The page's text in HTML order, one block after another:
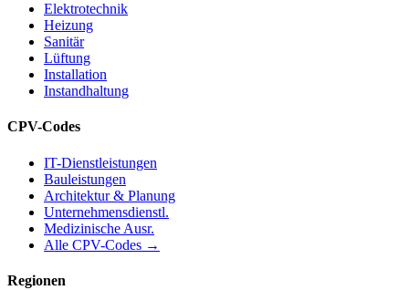
Elektrotechnik
Heizung
Sanitär
Lüftung
Installation
Instandhaltung
CPV-Codes
IT-Dienstleistungen
Bauleistungen
Architektur & Planung
Unternehmensdienstl.
Medizinische Ausr.
Alle CPV-Codes →
Regionen